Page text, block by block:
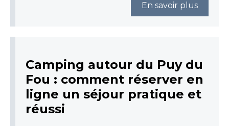
En savoir plus
Camping autour du Puy du
Fou : comment réserver en
ligne un séjour pratique et
réussi